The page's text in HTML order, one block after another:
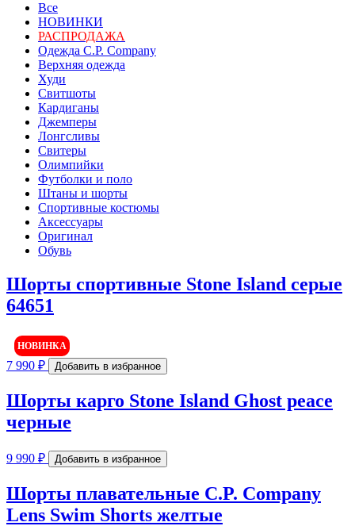
Все
НОВИНКИ
РАСПРОДАЖА
Одежда C.P. Сompany
Верхняя одежда
Худи
Свитшоты
Кардиганы
Джемперы
Лонгсливы
Свитеры
Олимпийки
Футболки и поло
Штаны и шорты
Спортивные костюмы
Аксессуары
Оригинал
Обувь
Шорты спортивные Stone Island серые
64651
НОВИНКА
7 990 ₽ Добавить в избранное
Шорты карго Stone Island Ghost peace
черные
9 990 ₽ Добавить в избранное
Шорты плавательные C.P. Company
Lens Swim Shorts желтые